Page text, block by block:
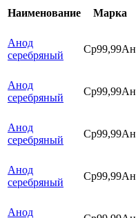
Наименование Марка
Анод
серебряный
Ср99,99Ан
Анод
серебряный
Ср99,99Ан
Анод
серебряный
Ср99,99Ан
Анод
серебряный
Ср99,99Ан
Анод